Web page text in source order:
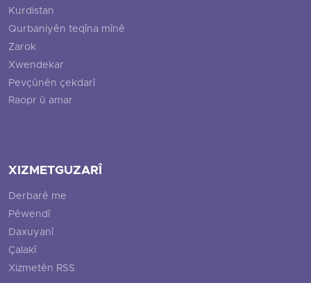
Kurdistan
Qurbaniyên teqîna mînê
Zarok
Xwendekar
Pevçûnên çekdarî
Raopr û amar
XIZMETGUZARÎ
Derbarê me
Pêwendî
Daxuyanî
Çalakî
Xizmetên RSS